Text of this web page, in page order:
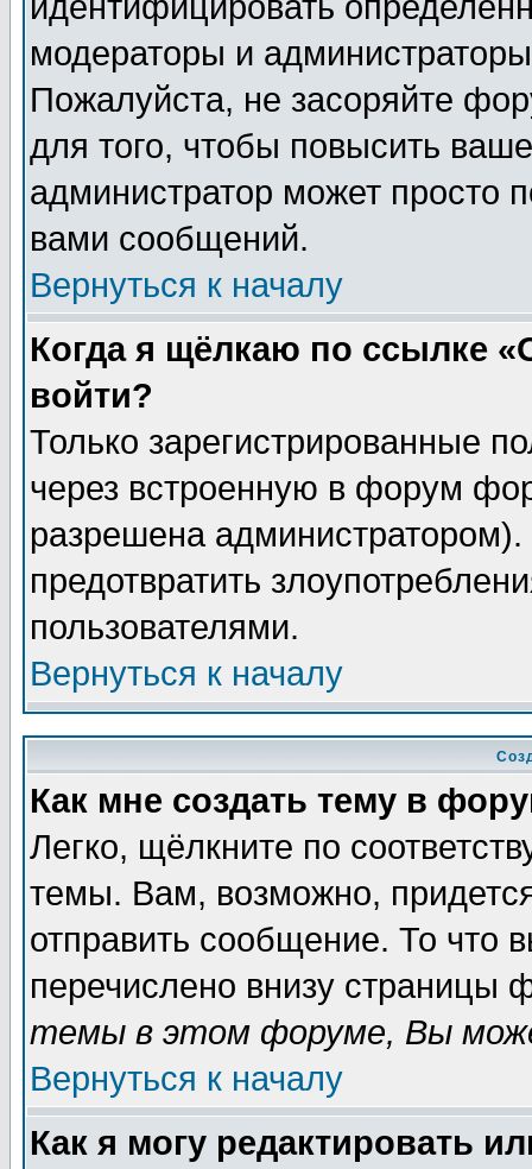
модераторы и
Пожалуйста, не засоряйте
для того, чтобы повысить
администратор может просто
вами сообщений.
Вернуться к началу
Когда я щёлкаю по ссылке
войти?
Только зарегистрированные
через встроенную в форум
разрешена
предотвратить
пользователями.
Вернуться к началу
Как мне создать тему в
Легко, щёлкните по
темы. Вам, возможно,
отправить сообщение. То что
перечислено внизу страницы
темы в этом форуме, Вы
Вернуться к началу
Как я могу редактировать